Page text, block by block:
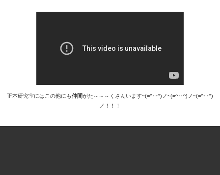
正本研究室にはこの他にも仲間がた～～～くさんいます~(=^‥^)ノ~(=^‥^)ノ~(=^‥^)
ノ！！！